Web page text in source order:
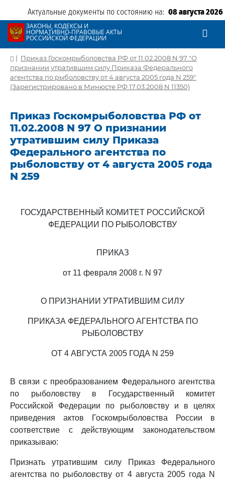
Актуальные документы по состоянию на: 08 августа 2026
ЗАКОНЫ, КОДЕКСЫ И
НОРМАТИВНО-ПРАВОВЫЕ АКТЫ
РОССИЙСКОЙ ФЕДЕРАЦИИ
| Приказ Госкомрыболовства РФ от 11.02.2008 N 97 "О
признании утратившим силу Приказа Федерального
агентства по рыболовству от 4 августа 2005 года N 259"
(Зарегистрировано в Минюсте РФ 17.03.2008 N 11350)
Приказ Госкомрыболовства РФ от
11.02.2008 N 97 О признании
утратившим силу Приказа
Федерального агентства по
рыболовству от 4 августа 2005 года
N 259
ГОСУДАРСТВЕННЫЙ КОМИТЕТ РОССИЙСКОЙ
ФЕДЕРАЦИИ ПО РЫБОЛОВСТВУ
ПРИКАЗ
от 11 февраля 2008 г. N 97
О ПРИЗНАНИИ УТРАТИВШИМ СИЛУ
ПРИКАЗА ФЕДЕРАЛЬНОГО АГЕНТСТВА ПО
РЫБОЛОВСТВУ
ОТ 4 АВГУСТА 2005 ГОДА N 259
В связи с преобразованием Федерального агентства
по рыболовству в Государственный комитет
Российской Федерации по рыболовству и в целях
приведения актов Госкомрыболовства России в
соответствие с действующим законодательством
приказываю:
Признать утратившим силу Приказ Федерального
агентства по рыболовству от 4 августа 2005 года N